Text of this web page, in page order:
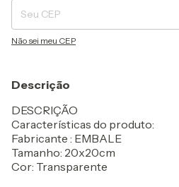
Não sei meu CEP
Descrição
DESCRIÇÃO
Características do produto:
Fabricante : EMBALE
Tamanho: 20x20cm
Cor: Transparente